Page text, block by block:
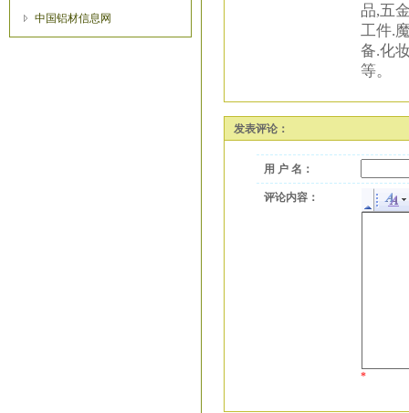
中国铝材信息网
品,五
工件.
备.化
等。
发表评论：
用 户 名：
评论内容：
*